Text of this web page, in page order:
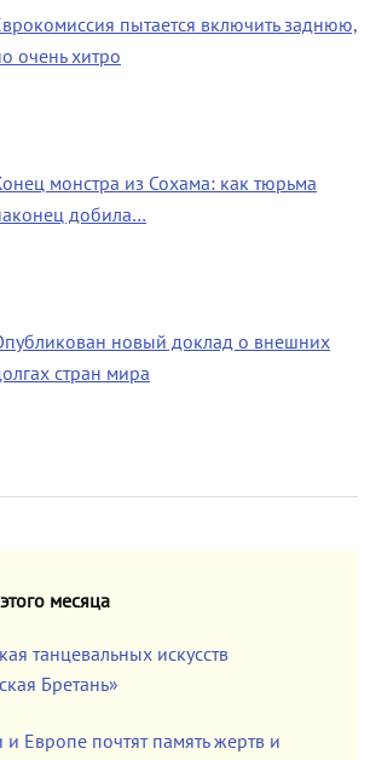
пытается включить заднюю,
очень хитро
монстра из Сохама: как тюрьма
добила…
новый доклад о внешних
стран мира
месяца
танцевальных искусств
Бретань»
и Европе почтят память жертв и